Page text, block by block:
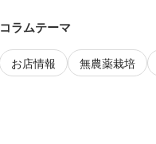
コラムテーマ
お店情報 無農薬栽培